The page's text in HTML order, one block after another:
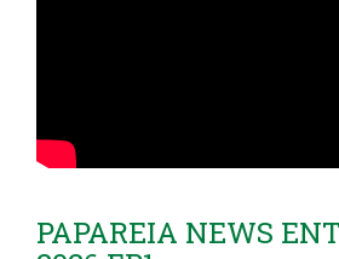
PAPAREIA NEWS